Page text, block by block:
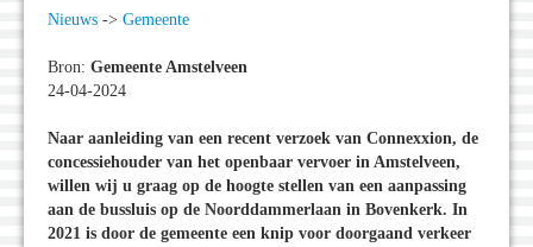
Nieuws -> Gemeente
Bron: Gemeente Amstelveen
24-04-2024
Naar aanleiding van een recent verzoek van Connexxion, de
concessiehouder van het openbaar vervoer in Amstelveen,
willen wij u graag op de hoogte stellen van een aanpassing
aan de bussluis op de Noorddammerlaan in Bovenkerk. In
2021 is door de gemeente een knip voor doorgaand verkeer